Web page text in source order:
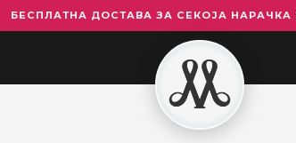
БЕСПЛАТНА ДОСТАВА ЗА СЕКОЈА НАРАЧКА